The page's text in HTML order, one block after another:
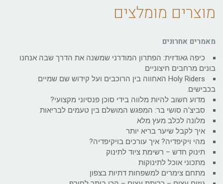
מוצרים מומלצים
מאמרים אחרונים
כיפה גאודזית: הפתרון המודרני שמשנה את הדרך שבה אנחנו
בונים מרחבים חיצוניים
Holy Riders האחווה בין הרוכבים ועל קידוש שם שמיים
בכבישים.
מדוע חשוב להיות מלווה בידי סוכן פנסיוני מקצועי?
סביצ'ה סושי בר: המפגש המושלם בין טעמים לבריאות
מלונה לכלב מעץ מלא
איך לקבל שיער בריא יותר
מהי ויקיפדיה? איך עורכים בויקיפדיה?
תינוק חדש – רשימת ציוד לתינוק
מתכוני אוכל לתינוקות
מתחם צימרים למשפחות דתיות בצפון